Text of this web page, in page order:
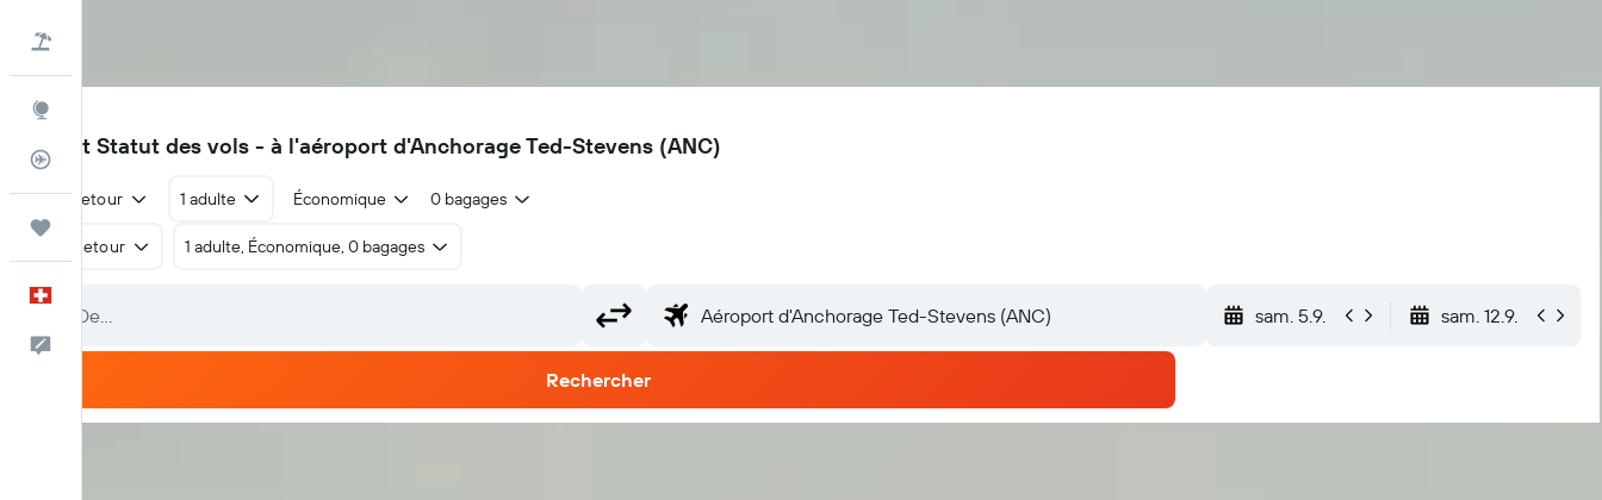
Suivi des vols
ANC
Vols et Statut des vols - à l'aéroport d'Anchorage Ted-Stevens (ANC)
Aller-retour 1 adulte Économique 0 bagages
Aller-retour 1 adulte, Économique, 0 bagages
sam. 5.9. sam. 12.9.
Rechercher